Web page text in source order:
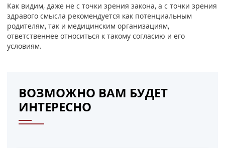
Как видим, даже не с точки зрения закона, а с точки зрения
здравого смысла рекомендуется как потенциальным
родителям, так и медицинским организациям,
ответственнее относиться к такому согласию и его
условиям.
ВОЗМОЖНО ВАМ БУДЕТ
ИНТЕРЕСНО